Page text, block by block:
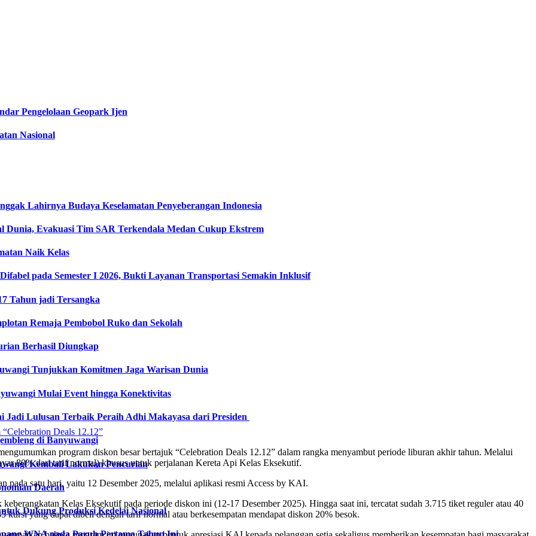
Pengelolaan Geopark Ijen
Nasional
Lahirnya Budaya Keselamatan Penyeberangan Indonesia
Dunia, Evakuasi Tim SAR Terkendala Medan Cukup Ekstrem
Naik Kelas
pada Semester I 2026, Bukti Layanan Transportasi Semakin Inklusif
Tahun jadi Tersangka
Remaja Pembobol Ruko dan Sekolah
Berhasil Diungkap
Tunjukkan Komitmen Jaga Warisan Dunia
Mulai Event hingga Konektivitas
Lulusan Terbaik Peraih Adhi Makayasa dari Presiden
di Banyuwangi
Kembali Lakukan Pencurian
Daerah
Dukung Produksi Kedelai Nasional
program diskon besar bertajuk “Celebration Deals 12.12” dalam rangka menyambut periode liburan akhir tahun. Melalui
80% dari tarif normal) khusus untuk perjalanan Kereta Api Kelas Eksekutif.
pada satu hari, yaitu 12 Desember 2025, melalui aplikasi resmi Access by KAI.
Kelas Eksekutif pada periode diskon ini (12-17 Desember 2025). Hingga saat ini, tercatat sudah 3.715 tiket reguler atau 40
kursi yang dapat dibeli dengan tarif normal atau berkesempatan mendapat diskon 20% besok.